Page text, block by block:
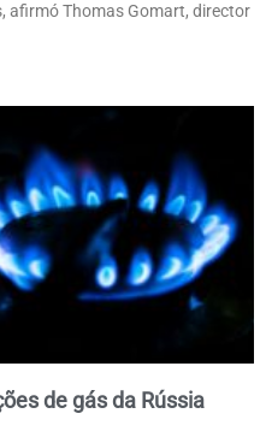
afirmó Thomas Gomart, director
de gás da Rússia